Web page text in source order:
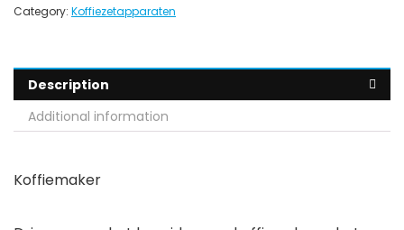
Category: Koffiezetapparaten
Description
Additional information
Koffiemaker